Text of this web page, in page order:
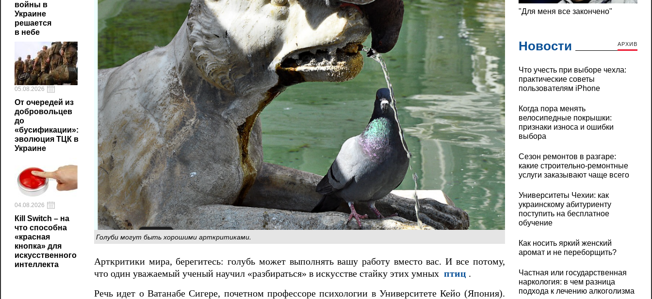
войны в
Украине
решается
в небе
05.08.2026
От очередей из
добровольцев
до
«бусификации»:
эволюция ТЦК в
Украине
04.08.2026
Кill Switch – на
что способна
«красная
кнопка» для
искусственного
интеллекта
Голуби могут быть хорошими арткритиками.
Арткритики мира, берегитесь: голубь может выполнять вашу работу вместо вас. И все потому,
что один уважаемый ученый научил «разбираться» в искусстве стайку этих умных птиц .
Речь идет о Ватанабе Сигере, почетном профессоре психологии в Университете Кейо (Япония).
Новости АРХИВ
Что учесть при выборе чехла:
практические советы
пользователям iPhone
Когда пора менять
велосипедные покрышки:
признаки износа и ошибки
выбора
Сезон ремонтов в разгаре:
какие строительно-ремонтные
услуги заказывают чаще всего
Университеты Чехии: как
украинскому абитуриенту
поступить на бесплатное
обучение
Как носить яркий женский
аромат и не переборщить?
Частная или государственная
наркология: в чем разница
подхода к лечению алкоголизма